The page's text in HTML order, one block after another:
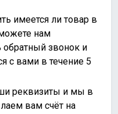
имеется ли товар в
нам
обратный звонок и
с вами в течение 5
реквизиты и мы в
вам счёт на